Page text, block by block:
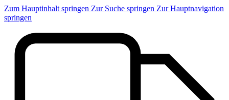
Zum Hauptinhalt springen Zur Suche springen Zur Hauptnavigation
springen